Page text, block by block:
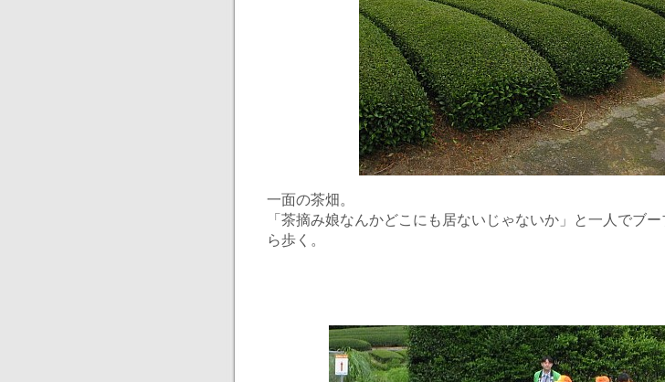
一面の茶畑。
「茶摘み娘なんかどこにも居ないじゃないか」と一人でブ
ら歩く。